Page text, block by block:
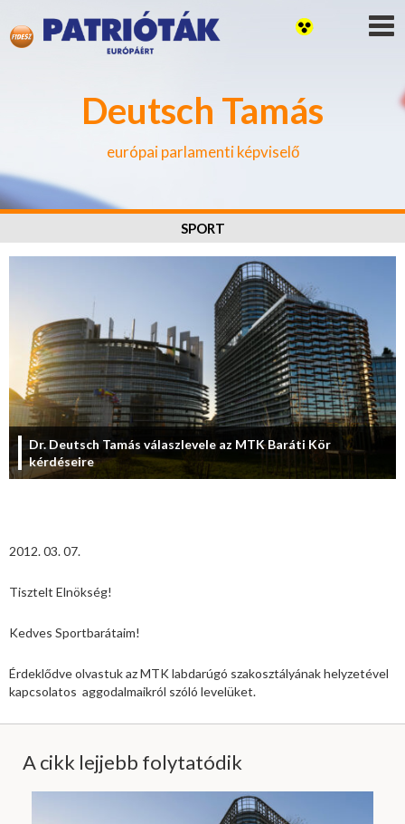
Deutsch Tamás
európai parlamenti képviselő
SPORT
Dr. Deutsch Tamás válaszlevele az MTK Baráti Kör
kérdéseire
2012. 03. 07.
Tisztelt Elnökség!
Kedves Sportbarátaim!
Érdeklődve olvastuk az MTK labdarúgó szakosztályának helyzetével
kapcsolatos aggodalmaikról szóló levelüket.
A cikk lejjebb folytatódik